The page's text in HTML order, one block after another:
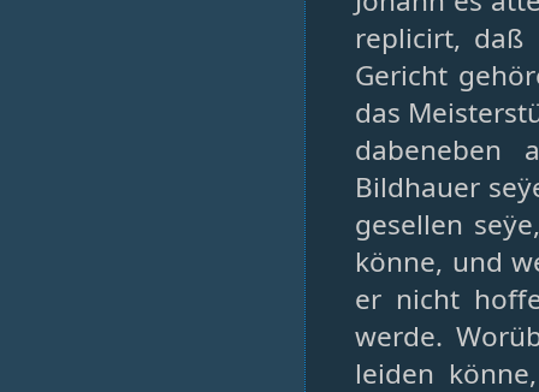
replicirt, daß
Gericht
das
dabeneben
Bildhauer
gesellen
könne, und
er nicht
werde.
leiden